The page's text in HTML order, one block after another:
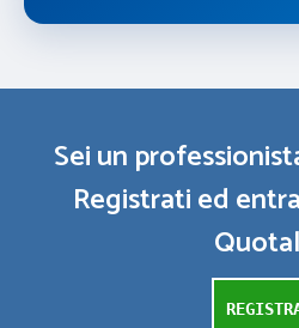
Sei un
Registrati ed